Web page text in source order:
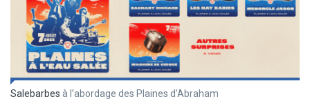
Salebarbes à l’abordage des Plaines d’Abraham